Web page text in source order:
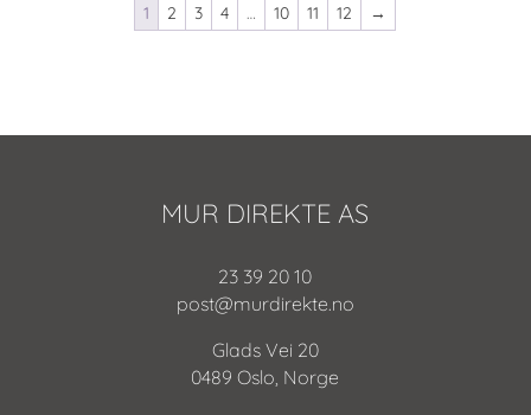
1 2 3 4 … 10 11 12 →
MUR DIREKTE AS
23 39 20 10
post@murdirekte.no
Glads Vei 20
0489 Oslo, Norge